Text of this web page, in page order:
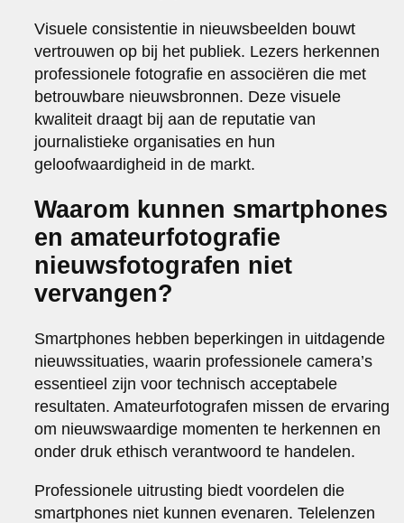
Visuele consistentie in nieuwsbeelden bouwt
vertrouwen op bij het publiek. Lezers herkennen
professionele fotografie en associëren die met
betrouwbare nieuwsbronnen. Deze visuele
kwaliteit draagt bij aan de reputatie van
journalistieke organisaties en hun
geloofwaardigheid in de markt.
Waarom kunnen smartphones
en amateurfotografie
nieuwsfotografen niet
vervangen?
Smartphones hebben beperkingen in uitdagende
nieuwssituaties, waarin professionele camera’s
essentieel zijn voor technisch acceptabele
resultaten. Amateurfotografen missen de ervaring
om nieuwswaardige momenten te herkennen en
onder druk ethisch verantwoord te handelen.
Professionele uitrusting biedt voordelen die
smartphones niet kunnen evenaren. Telelenzen